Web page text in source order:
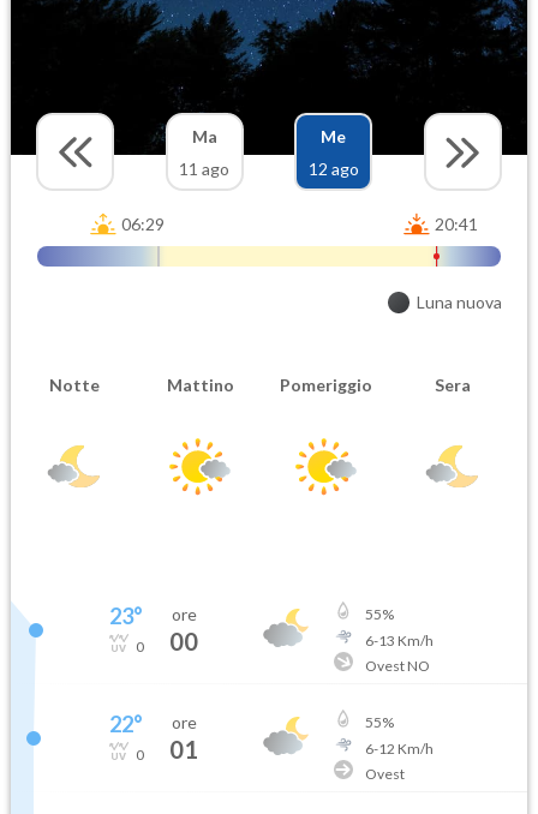
Ma
11 ago
Me
12 ago
06:29 20:41
Luna nuova
Notte Mattino Pomeriggio Sera
23°
0
ore
00
55%
6-13 Km/h
Ovest NO
22°
0
ore
01
55%
6-12 Km/h
Ovest